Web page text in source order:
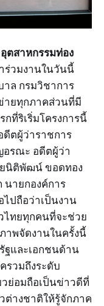
ตสาหกรรมท่อง
ร่วมงานในวันนี้
ล กรมวิชาการ
ายทุกภาคส่วนที่มี
ที่ริเริ่มโครงการนี้
ตผู้ว่าราชการ
รณะ อดีตผู้ว่า
นิติพัฒน์ ขอดทอง
นายกองค์การ
ปถือว่าเป็นงาน
ไทยทุกคนที่จะช่วย
าพจัดงานในครั้งนี้
ฐและเอกชนด้าน
รวมถึงระดับ
ย่อมถือเป็นข่าวดีที่
ต่างชาติให้รู้จักภาค